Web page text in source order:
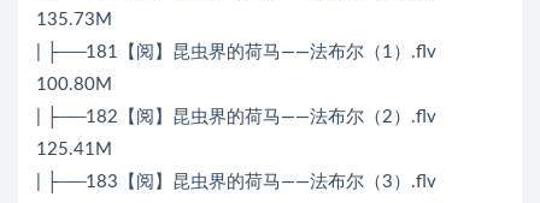
135.73M
| ├──181【阅】昆虫界的荷马——法布尔（1）.flv
100.80M
| ├──182【阅】昆虫界的荷马——法布尔（2）.flv
125.41M
| ├──183【阅】昆虫界的荷马——法布尔（3）.flv